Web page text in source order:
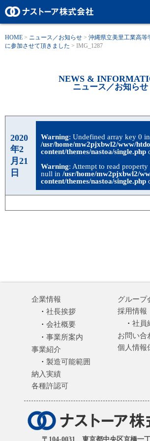
HOME > ニュース／お知らせ > 沖縄県立美里工業高等
に参加させて頂きました > IMG_1287
NEWS &
ニュース／お知らせ
2020
年2
月21
日
Warning: Undefined array key 0 in
/usr/home/mw2pjxbwl2/www/
content/themes/nastoa/single.php
Warning: Attempt to read
null in/usr/home/mw2pjxbwl2/
content/themes/nastoa/single.php
〒104-0031 東京都中央区京橋一
企業情報
社長挨拶
会社概要
事業所案内
事業紹介
製造可能範囲
納入実績
各種許認可
グループ
採用情報
社員
お問い合
個人情報